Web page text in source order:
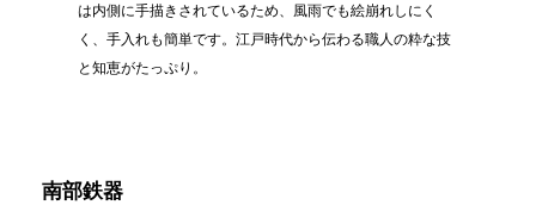
は内側に手描きされているため、風雨でも絵崩れしにく
く、手入れも簡単です。江戸時代から伝わる職人の粋な技
と知恵がたっぷり。
南部鉄器